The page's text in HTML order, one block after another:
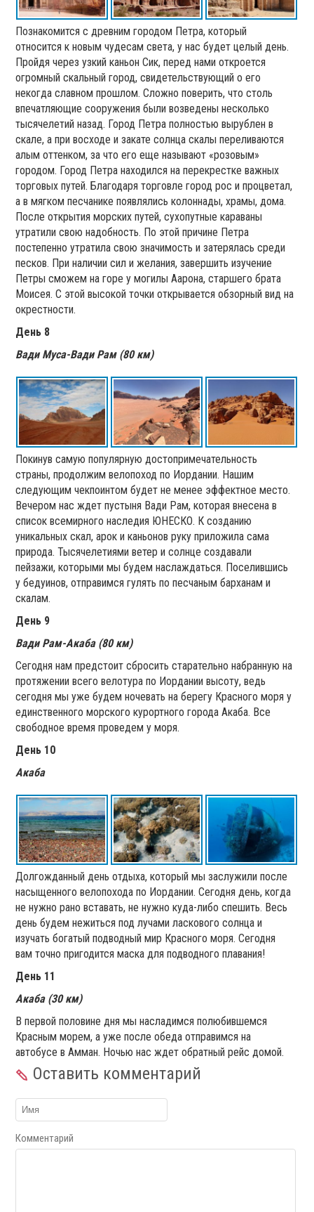
Познакомится с древним городом Петра, который
относится к новым чудесам света, у нас будет целый день.
Пройдя через узкий каньон Сик, перед нами откроется
огромный скальный город, свидетельствующий о его
некогда славном прошлом. Сложно поверить, что столь
впечатляющие сооружения были возведены несколько
тысячелетий назад. Город Петра полностью вырублен в
скале, а при восходе и закате солнца скалы переливаются
алым оттенком, за что его еще называют «розовым»
городом. Город Петра находился на перекрестке важных
торговых путей. Благодаря торговле город рос и процветал,
а в мягком песчанике появлялись колоннады, храмы, дома.
После открытия морских путей, сухопутные караваны
утратили свою надобность. По этой причине Петра
постепенно утратила свою значимость и затерялась среди
песков. При наличии сил и желания, завершить изучение
Петры сможем на горе у могилы Аарона, старшего брата
Моисея. С этой высокой точки открывается обзорный вид на
окрестности.
День 8
Вади Муса-Вади Рам (80 км)
Покинув самую популярную достопримечательность
страны, продолжим велопоход по Иордании. Нашим
следующим чекпоинтом будет не менее эффектное место.
Вечером нас ждет пустыня Вади Рам, которая внесена в
список всемирного наследия ЮНЕСКО. К созданию
уникальных скал, арок и каньонов руку приложила сама
природа. Тысячелетиями ветер и солнце создавали
пейзажи, которыми мы будем наслаждаться. Поселившись
у бедуинов, отправимся гулять по песчаным барханам и
скалам.
День 9
Вади Рам-Акаба (80 км)
Сегодня нам предстоит сбросить старательно набранную на
протяжении всего велотура по Иордании высоту, ведь
сегодня мы уже будем ночевать на берегу Красного моря у
единственного морского курортного города Акаба. Все
свободное время проведем у моря.
День 10
Акаба
Долгожданный день отдыха, который мы заслужили после
насыщенного велопохода по Иордании. Сегодня день, когда
не нужно рано вставать, не нужно куда-либо спешить. Весь
день будем нежиться под лучами ласкового солнца и
изучать богатый подводный мир Красного моря. Сегодня
вам точно пригодится маска для подводного плавания!
День 11
Акаба (30 км)
В первой половине дня мы насладимся полюбившемся
Красным морем, а уже после обеда отправимся на
автобусе в Амман. Ночью нас ждет обратный рейс домой.
Оставить комментарий
Комментарий